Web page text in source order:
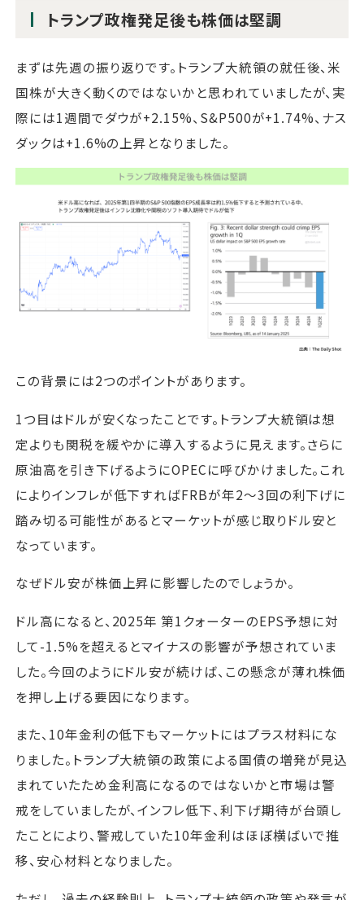
トランプ政権発足後も株価は堅調
まずは先週の振り返りです。トランプ大統領の就任後、米
国株が大きく動くのではないかと思われていましたが、実
際には1週間でダウが+2.15%、S&P500が+1.74%、ナス
ダックは+1.6%の上昇となりました。
この背景には2つのポイントがあります。
1つ目はドルが安くなったことです。トランプ大統領は想
定よりも関税を緩やかに導入するように見えます。さらに
原油高を引き下げるようにOPECに呼びかけました。これ
によりインフレが低下すればFRBが年2～3回の利下げに
踏み切る可能性があるとマーケットが感じ取りドル安と
なっています。
なぜドル安が株価上昇に影響したのでしょうか。
ドル高になると、2025年 第1クォーターのEPS予想に対
して-1.5%を超えるとマイナスの影響が予想されていま
した。今回のようにドル安が続けば、この懸念が薄れ株価
を押し上げる要因になります。
また、10年金利の低下もマーケットにはプラス材料にな
りました。トランプ大統領の政策による国債の増発が見込
まれていたため金利高になるのではないかと市場は警
戒をしていましたが、インフレ低下、利下げ期待が台頭し
たことにより、警戒していた10年金利はほぼ横ばいで推
移、安心材料となりました。